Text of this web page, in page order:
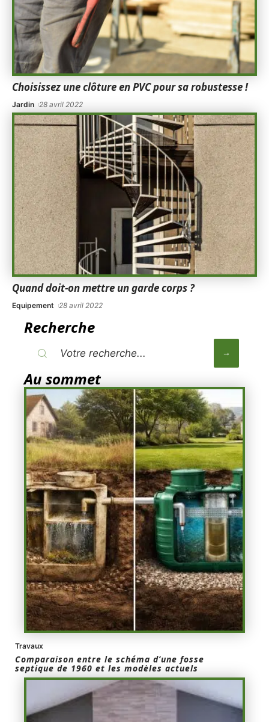
Choisissez une clôture en PVC pour sa robustesse !
Jardin 28 avril 2022
Quand doit-on mettre un garde corps ?
Equipement 28 avril 2022
Recherche
Au sommet
Travaux
Comparaison entre le schéma d’une fosse
septique de 1960 et les modèles actuels